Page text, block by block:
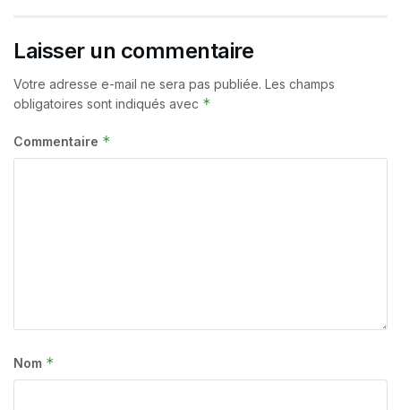
Laisser un commentaire
Votre adresse e-mail ne sera pas publiée. Les champs
obligatoires sont indiqués avec *
Commentaire *
Nom *